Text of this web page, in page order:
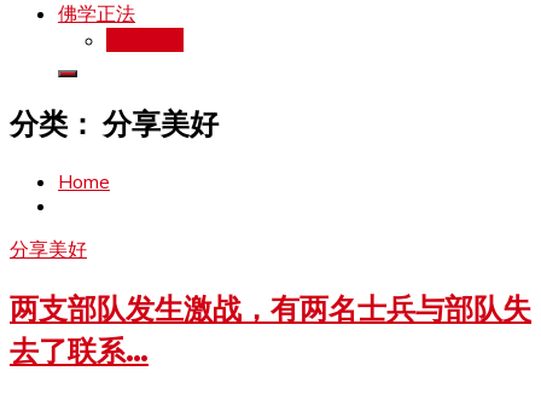
佛学正法
分类：分享美好
Home
分享美好
两支部队发生激战，有两名士兵与部队失
去了联系…